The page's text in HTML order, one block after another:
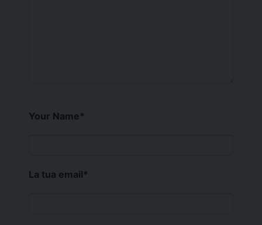
Your Name*
La tua email*